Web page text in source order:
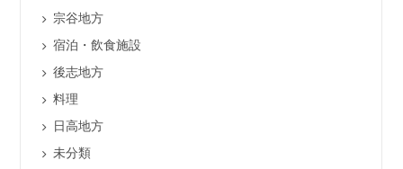
宗谷地方
宿泊・飲食施設
後志地方
料理
日高地方
未分類